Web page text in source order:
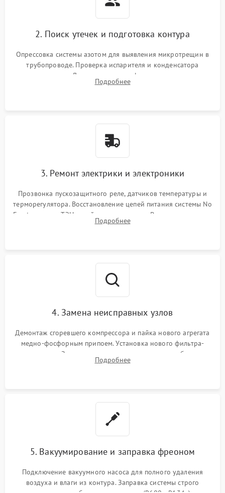
2. Поиск утечек и подготовка контура
Опрессовка системы азотом для выявления микротрещин в
трубопроводе. Проверка испарителя и конденсатора
течеискателем. Демонтаж старого фильтра-осушителя и
продувка капиллярной трубки для устранения засоров.
Подробнее
3. Ремонт электрики и электроники
Прозвонка пускозащитного реле, датчиков температуры и
терморегулятора. Восстановление цепей питания системы No
Frost, включая ТЭН оттайки и вентилятор. Ремонт или замена
платы управления при сбоях алгоритмов.
Подробнее
4. Замена неисправных узлов
Демонтаж сгоревшего компрессора и пайка нового агрегата
медно-фосфорным припоем. Установка нового фильтра-
осушителя. Замена изношенных вентиляторов обдува,
сломанных заслонок или поврежденных дверных петель.
Подробнее
5. Вакуумирование и заправка фреоном
Подключение вакуумного насоса для полного удаления
воздуха и влаги из контура. Заправка системы строго